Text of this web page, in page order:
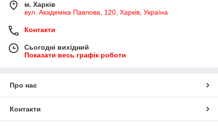
м. Харків
вул. Академіка Павлова, 120, Харків, Україна
Контакти
Сьогодні вихідний
Показати весь графік роботи
Про нас
Контакти